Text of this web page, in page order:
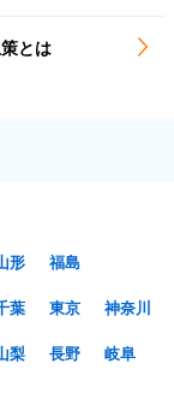
とは
形
福島
葉 東京
神奈川
梨 長野
岐阜